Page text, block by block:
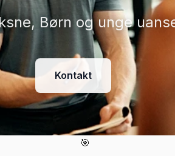
Børn og unge
Kontakt
🎯